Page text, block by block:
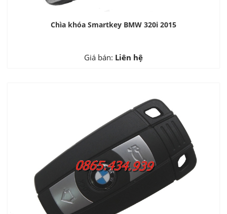
Chìa khóa Smartkey BMW 320i 2015
Giá bán: Liên hệ